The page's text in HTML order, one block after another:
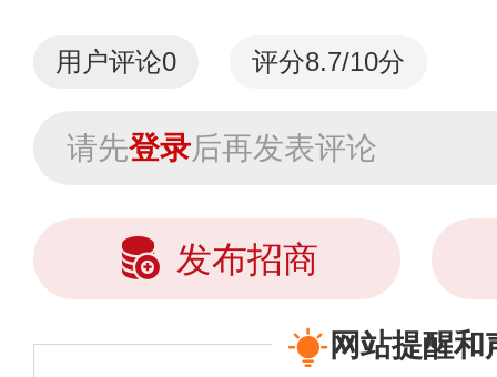
用户评论0 评分8.7/10分
请先登录后再发表评论
发布招商
网站提醒和